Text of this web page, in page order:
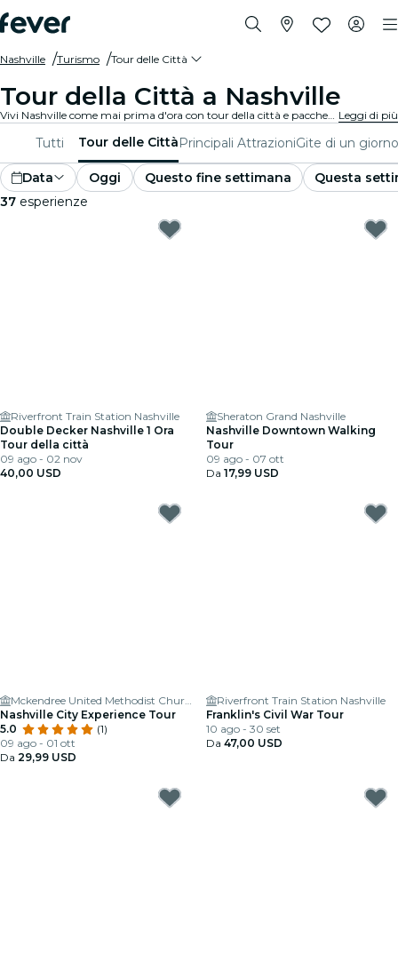
Nashville Turismo Tour delle Città
Tour della Città a Nashville
Vivi Nashville come mai prima d'ora con tour della città e pacchetti turistici. Mentre esplori i famosi luoghi di interesse, le gemme nascoste e i luoghi tipici di Nashville, scoprirai le storie che danno vita alla città. Leggi di più
Tutti Tour delle CittàPrincipali AttrazioniGite di un
Data Oggi Questo fine settimana
Questa
37 esperienze
Riverfront Train Station Nashville
Double Decker Nashville 1 Ora
Tour della città
09 ago - 02 nov
40,00 USD
Sheraton Grand Nashville
Nashville Downtown Walking
Tour
09 ago - 07 ott
Da 17,99 USD
Mckendree United Methodist Church
Nashville City Experience Tour
5.0
(1)
09 ago - 01 ott
Da 29,99 USD
Riverfront Train Station Nashville
Franklin's Civil War Tour
10 ago - 30 set
Da 47,00 USD